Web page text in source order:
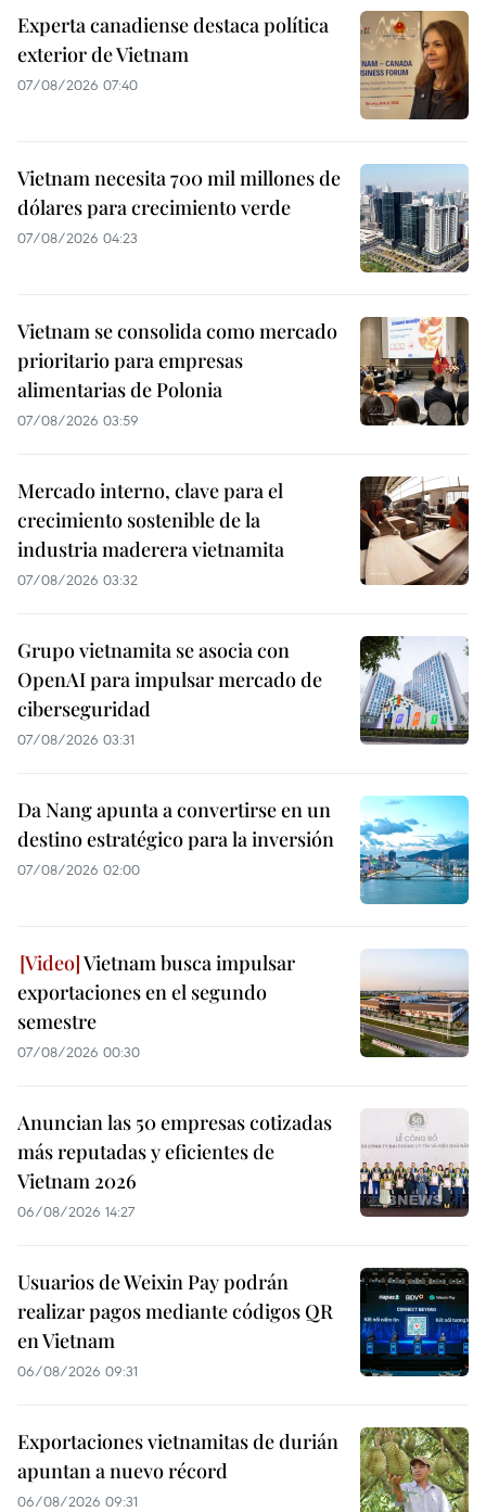
Experta canadiense destaca política
exterior de Vietnam
07/08/2026 07:40
Vietnam necesita 700 mil millones de
dólares para crecimiento verde
07/08/2026 04:23
Vietnam se consolida como mercado
prioritario para empresas
alimentarias de Polonia
07/08/2026 03:59
Mercado interno, clave para el
crecimiento sostenible de la
industria maderera vietnamita
07/08/2026 03:32
Grupo vietnamita se asocia con
OpenAI para impulsar mercado de
ciberseguridad
07/08/2026 03:31
Da Nang apunta a convertirse en un
destino estratégico para la inversión
07/08/2026 02:00
Vietnam busca impulsar
exportaciones en el segundo
semestre
07/08/2026 00:30
Anuncian las 50 empresas cotizadas
más reputadas y eficientes de
Vietnam 2026
06/08/2026 14:27
Usuarios de Weixin Pay podrán
realizar pagos mediante códigos QR
en Vietnam
06/08/2026 09:31
Exportaciones vietnamitas de durián
apuntan a nuevo récord
06/08/2026 09:31